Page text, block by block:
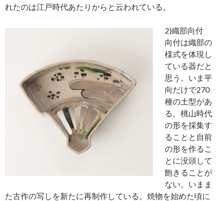
れたのは江戸時代あたりからと云われている。
2)織部向付
向付は織部の
様式を体現し
ている器だと
思う。いま平
向だけで270
種の土型があ
る。桃山時代
の形を採集す
ることと自前
の形を作るこ
とに没頭して
飽きることが
ない。いまま
た古作の写しを新たに再制作している。焼物を始めた頃に